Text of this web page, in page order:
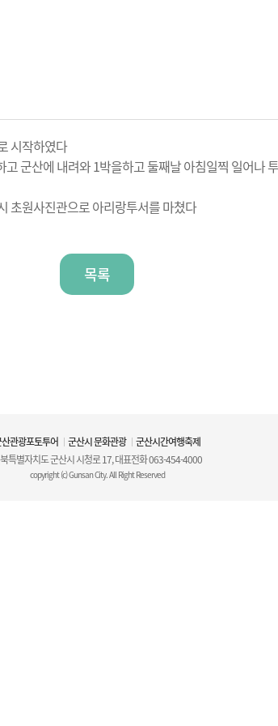
시작하였다
군산에 내려와 1박을하고 둘째날 아침일찍 일어나
초원사진관으로 아리랑투서를 마쳤다
목록
관광포토투어 군산시 문화관광
군산시간여행축제
특별자치도 군산시 시청로 17, 대표전화063-454-4000
copyright (c) Gunsan City. All Right Reserved